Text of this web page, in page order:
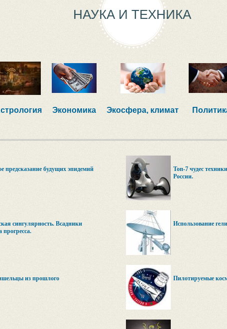
НАУКА И ТЕХНИКА
Экономика Экосфера, климат
предсказание будущих эпидемий
Топ-7 чудес
России.
сингулярность. Всадники
прогресса.
Использование
из прошлого Пилотируемые